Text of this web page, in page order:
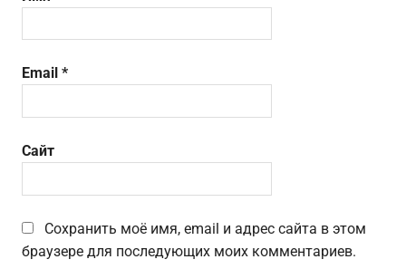
Email *
Сайт
Сохранить моё имя, email и адрес сайта в этом
браузере для последующих моих комментариев.